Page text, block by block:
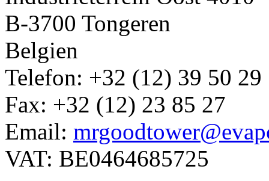
B-3700 Tongeren
Belgien
Telefon: +32 (12) 39 50 29
Fax: +32 (12) 23 85 27
Email:
VAT: BE0464685725